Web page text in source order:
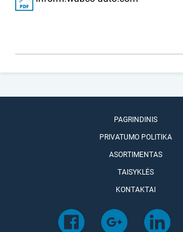
PAGRINDINIS
PRIVATUMO POLITIKA
ASORTIMENTAS
TAISYKLĖS
KONTAKTAI